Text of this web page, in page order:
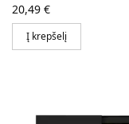
20,49 €
Į krepšelį